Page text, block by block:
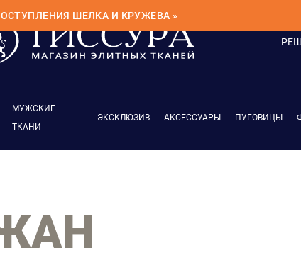
ШЕЛКА И КРУЖЕВА »
МУЖСКИЕ
ТКАНИ
ЭКСКЛЮЗИВ АКСЕССУАРЫ ПУГОВИЦЫ